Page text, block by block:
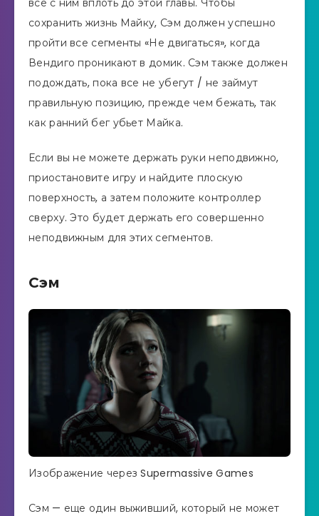
все с ним вплоть до этой главы. Чтобы
сохранить жизнь Майку, Сэм должен успешно
пройти все сегменты «Не двигаться», когда
Вендиго проникают в домик. Сэм также должен
подождать, пока все не убегут / не займут
правильную позицию, прежде чем бежать, так
как ранний бег убьет Майка.
Если вы не можете держать руки неподвижно,
приостановите игру и найдите плоскую
поверхность, а затем положите контроллер
сверху. Это будет держать его совершенно
неподвижным для этих сегментов.
Сэм
Изображение через Supermassive Games
Сэм — еще один выживший, который не может